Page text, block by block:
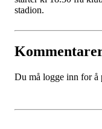
stadion.
Du må logge inn for å